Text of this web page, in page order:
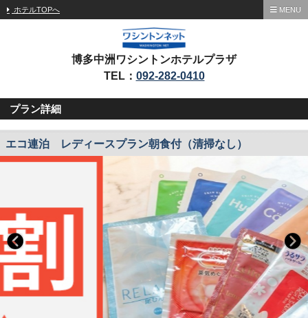
ホテルTOPへ MENU
博多中洲ワシントンホテルプラザ
TEL： 092-282-0410
プラン詳細
エコ連泊 レディースプラン朝食付（清掃なし）